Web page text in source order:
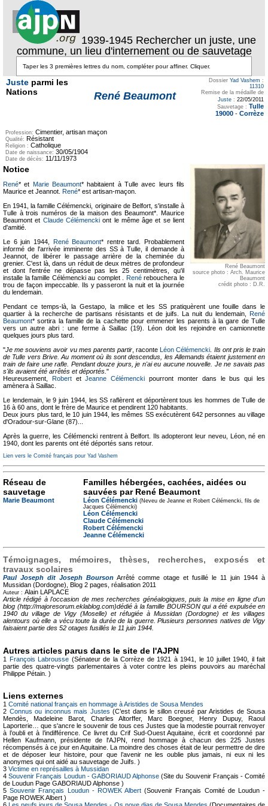
1939-1945 Rechercher un juste, une
commune, un lieu d'internement ou de sauvetage
Juste parmi les
Nations
René Beaumont
Dossier Yad Vashem :
11310
Remise de la médaille de
Juste : 22/05/2011
Sauvetage : Tulle
19000 - Corrèze
Profession: Cimentier, artisan maçon
Qualité: Résistant
Religion : Catholique
Date de naissance: 30/05/1904
Date de décès: 11/11/1973
René Beaumont
source photo : Arch. Maurice
Beaumont
crédit photo : D.R.
Notice
René* et Marie Beaumont* habitaient à Tulle avec leurs fils
Maurice et Jeannot. René* est artisan-maçon.
En 1941, la famille Célémencki, originaire de Belfort, s'installe à
Tulle à trois numéros de la maison des Beaumont*. Maurice
Beaumont et Claude Célémenckiont le même âge et se lient
d'amitié.
Le 6 juin 1944, René Beaumont* rentre tard. Probablement
informé de l'arrivée imminente des SS à Tulle, il demande à
Jeannot, de libérer le passage arrière de la cheminée du
grenier. C'est là, dans un réduit de deux mètres de profondeur
et dont l'entrée ne dépasse pas les 25 centimètres, qu'il
installe la famille Célémencki au complet . Renérebouchera le
trou de façon impeccable. Ils y passeront la nuit et la journée
du lendemain.
Pendant ce temps-là, la Gestapo, la milice et les SS pratiquèrent une fouille dans le
quartier à la recherche de partisans résistants et de juifs. La nuit du lendemain, René
Beaumont* sortira la famille de la cachette pour emmener les parents à la gare de Tulle
vers un autre abri : une ferme à Saillac (19). Léon doit les rejoindre en camionnette
quelques jours plus tard.
"Je me souviens avoir vu mes parents partir, raconteLéon Célémencki Ils ont pris le train
de Tulle vers Brive. Au moment où ils sont descendus, les Allemands étaient justement en
train de faire une rafle. Pendant douze jours, je n'ai eu aucune nouvelle. Je ne savais pas
s'ils avaient été arrêtés et déportés. "
Heureusement, RobertetJeanne Célémencki pourront monter dans le bus qui les
amènera à Saillac.
Le lendemain, le 9 juin 1944, les SS raflèrent et déportèrent tous les hommes de Tulle de
16 à 60 ans, dont le frère de Maurice et pendirent 120 habitants.
Deux jours plus tard, le 10 juin 1944, les mêmes SS exécutèrent 642 personnes au village
d'Oradour-sur-Glane (87)...
Après la guerre, les Célémencki rentrent à Belfort. Ils adopteront leur neveu, Léon, né en
1940, dont les parents ont été déportés sans retour.
Lien vers le Comité français pour Yad Vashem
Réseau de
sauvetage
Marie Beaumont
Familles hébergées, cachées, aidées ou
sauvées par René Beaumont
Léon Célémencki (Neveu de Jeanne et Robert Célémencki, fils de
Jacques Célémencki)
Léon Célémencki
Claude Célémencki
Robert Célémencki
Jeanne Célémencki
Témoignages, mémoires, thèses, recherches, exposés et
travaux scolaires
Paul Joseph dit Joseph Bourson Arrêté comme otage et fusillé le 11 juin 1944 à
Mussidan (Dordogne), Blog 2 pages, réalisation 2011
Auteur : Alain LAPLACE
Article rédigé à l'occasion de mes recherches généalogiques, puis la mise en ligne d'un
blog (http://majoresorum.eklablog.com)dédié à la famille BOURSON qui a été expulsée en
1940 du village de Vigy (Moselle) et réfugiée à Mussidan (Dordogne) et les villages
alentours où elle a vécu toute la durée de la guerre. Plusieurs personnes natives de Vigy
faisaient partie des 52 otages fusillés le 11 juin 1944.
Autres articles parus dans le site de l'AJPN
1 François Labrousse (Sénateur de la Corrèze de 1921 à 1941, le 10 juillet 1940, il fait
partie des quatre-vingts parlementaires à voter contre les pleins pouvoirs au maréchal
Philippe Pétain. )
Liens externes
1 Comité national français en hommage à Aristides de Sousa Mendes
2 Connus ou inconnus mais Justes (C’est dans le sillon creusé par Aristides de Sousa
Mendès, Madeleine Barot, Charles Altorffer, Marc Boegner, Henry Dupuy, Raoul
Laporterie… que s'ancre le souvenir de tous ces Justes que la modestie pourrait renvoyer
à l’oubli et à l’indifférence. Ce livret du Crif Sud-Ouest Aquitaine, écrit et coordonné par
Hellen Kaufmann, présidente de l'AJPN, rend hommage à chacun des 225 Justes
récompensés à ce jour en Aquitaine. La moindre des choses était de leur permettre de dire
et de déposer leur histoire, pour que l’avenir ne les oublie plus jamais, ni eux ni les
anonymes qui ont aidé au sauvetage de Juifs. )
3 Victime en représailles à Mussidan
4Souvenir Français Loudun - GABORIAUD Alphonse (Site du Souvenir Français - Comité
de Loudun Page GABORIAUD Alphonse )
5Souvenir Français Loudun - ROWEK Albert (Souvenir Français Comité de Loudun -
Page ROWEK Albert )
6Les neufs jours de Sousa Mendes - Os nove dias de Sousa Mendes (Documentaires de